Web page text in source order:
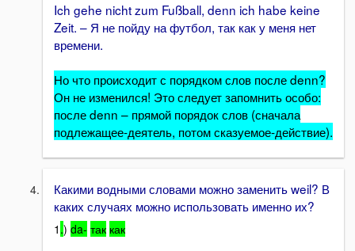
Ich gehe nicht zum Fußball, denn ich habe keine
Zeit. – Я не пойду на футбол, так как у меня нет
времени.
Но что происходит с порядком слов после denn?
Он не изменился! Это следует запомнить особо:
после denn – прямой порядок слов (сначала
подлежащее-деятель, потом сказуемое-действие).
Какими водными словами можно заменить weil? В
каких случаях можно использовать именно их?
1 .) da- так как